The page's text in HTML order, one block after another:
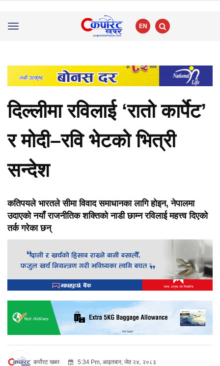
Toggle
EN
दिल्लीमा रविलाई ‘रातो कार्पेट’
र मोदी–रवि भेटको भित्री
सन्देश
कतिपयले भारतले सीमा विवाद समाधानका लागि होइन, नेपालमा
उदाएको नयाँ राजनीतिक शक्तिको नाडी छाम्न रविलाई महत्त्व दिएको
तर्क गरेका छन्
कर्पोरट खबर 5:34 Pm, आइतबार, जेठ २४, २०८३